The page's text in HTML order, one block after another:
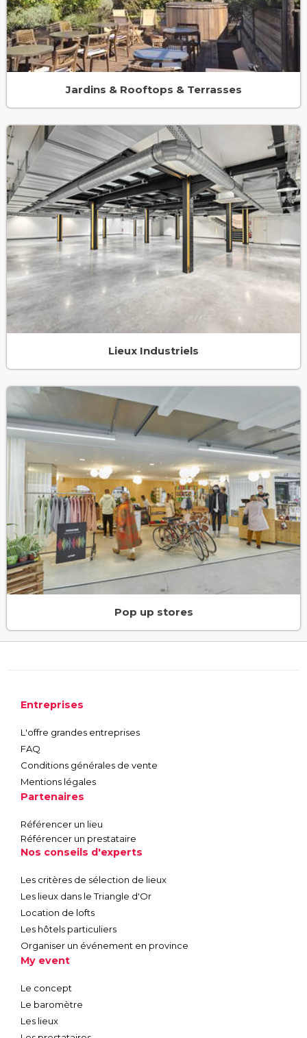
Jardins & Rooftops & Terrasses
Lieux Industriels
Pop up stores
Entreprises
L'offre grandes entreprises
FAQ
Conditions générales de vente
Mentions légales
Partenaires
Référencer un lieu
Référencer un prestataire
Nos conseils d'experts
Les critères de sélection de lieux
Les lieux dans le Triangle d'Or
Location de lofts
Les hôtels particuliers
Organiser un événement en province
My event
Le concept
Le baromètre
Les lieux